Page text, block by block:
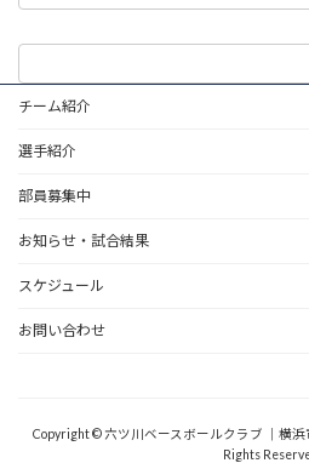
チーム紹介
選手紹介
部員募集中
お知らせ・試合結果
スケジュール
お問い合わせ
Copyright © 六ツ川ベースボールクラブ ｜横浜
Rights